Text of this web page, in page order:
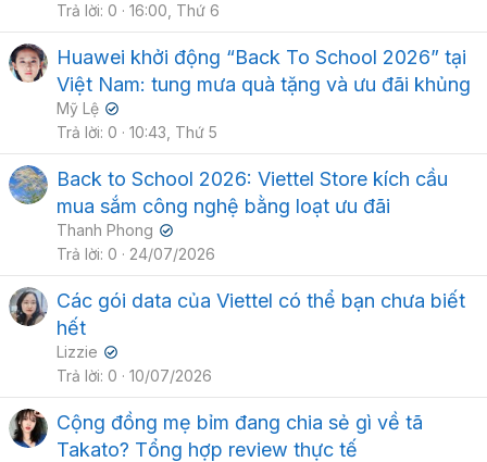
Trả lời 0 16:00, Thứ 6
Huawei khởi động “Back To School 2026” tại
Việt Nam: tung mưa quà tặng và ưu đãi khủng
Mỹ Lệ ✔
Trả lời 0 10:43, Thứ 5
Back to School 2026: Viettel Store kích cầu
mua sắm công nghệ bằng loạt ưu đãi
Thanh Phong ✔
Trả lời 0 24/07/2026
Các gói data của Viettel có thể bạn chưa biết
hết
Lizzie ✔
Trả lời 0 10/07/2026
Cộng đồng mẹ bỉm đang chia sẻ gì về tã
Takato? Tổng hợp review thực tế